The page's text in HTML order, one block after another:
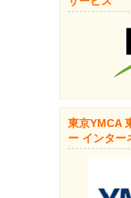
東京YMCA
ー インター